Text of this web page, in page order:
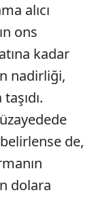
alıcı
ons
kadar
nadirliği,
de,
dolara